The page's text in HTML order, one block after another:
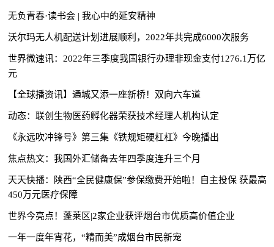
无负青春·读书会 | 我心中的延安精神
沃尔玛无人机配送计划进展顺利，2022年共完成6000次服务
世界微速讯：2022年三季度我国银行办理非现金支付1276.1万亿
元
【全球播资讯】通城又添一座新桥！双向六车道
动态：联创生物医药孵化器荣获技术经理人机构认定
《永远吹冲锋号》第三集《铁规矩硬杠杠》今晚播出
焦点热文：我国外汇储备去年四季度连升三个月
天天快播：陕西“全民健康保”参保缴费开始啦！自主投保 获最高
450万元医疗保障
世界今亮点！蓬莱区|2家企业获评烟台市优质高价值企业
一年一度年宵花，“精而美”成烟台市民新宠